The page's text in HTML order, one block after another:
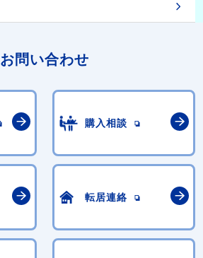
お問い合わせ
購入相談
転居連絡